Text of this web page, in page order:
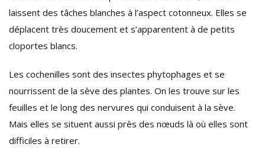
laissent des tâches blanches à l’aspect cotonneux. Elles se
déplacent très doucement et s’apparentent à de petits
cloportes blancs.
Les cochenilles sont des insectes phytophages et se
nourrissent de la sève des plantes. On les trouve sur les
feuilles et le long des nervures qui conduisent à la sève.
Mais elles se situent aussi près des nœuds là où elles sont
difficiles à retirer.